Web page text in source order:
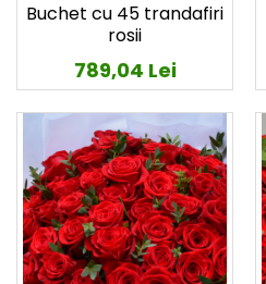
Buchet cu 45 trandafiri
rosii
789,04 Lei